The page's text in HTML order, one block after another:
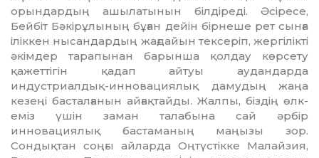
орындардың ашы­латынын білдіреді. Әсіресе,
Бейбіт Бәкірұлының бұған дейін бірнеше рет сынға
іліккен нысандардың жағдайын тексеріп, жергілікті
әкімдер тарапынан барынша қолдау көрсету
қажеттігін қа­дап айтуы аудандарда
индустриалдық-ин­новациялық дамудың жаңа
кезеңі бас­талғанын айғақтайды. Жалпы, біздің өл­к­
еміз үшін заман талабына сай әрбір
инновациялық бастаманың маңызы зор.
Сондықтан соңғы айларда Оңтүстікке Ма­лайзия,